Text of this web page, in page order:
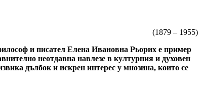
(1879 – 1955)
и писател Елена Ивановна Рьорих е пример
неотдавна навлезе в културния и духовен
дълбок и искрен интерес у мнозина, които се